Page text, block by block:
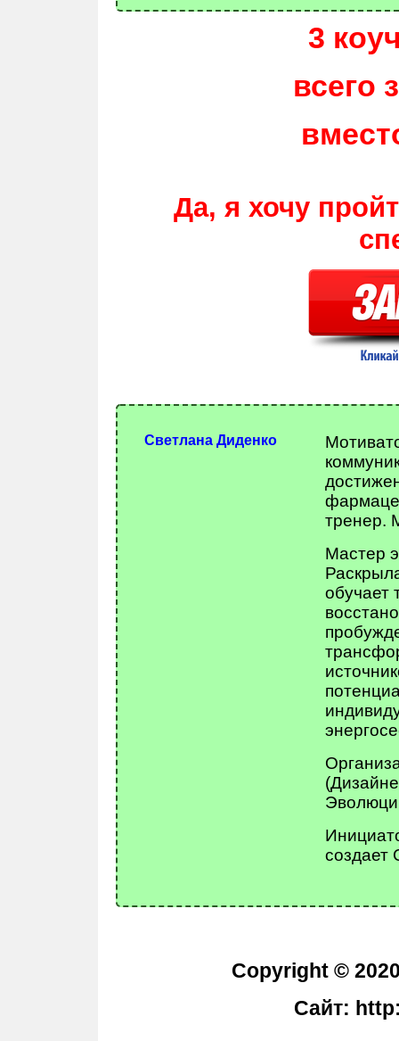
3
всего
Да, я хочу
Светлана Диденко
тренер.
Мастер
обучает
создает
Copyright ©
Сайт: